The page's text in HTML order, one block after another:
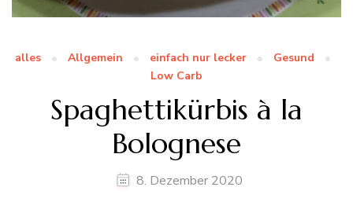
alles Allgemein einfach nur lecker
Gesund
Low Carb
Spaghettikürbis à la
Bolognese
8. Dezember 2020